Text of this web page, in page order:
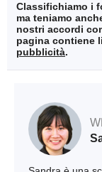
Classifichiamo i
ma teniamo
nostri accordi
pagina contiene
pubblicità.